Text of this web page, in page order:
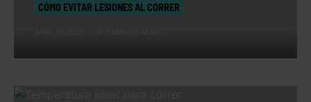
CÓMO EVITAR LESIONES AL CORRER